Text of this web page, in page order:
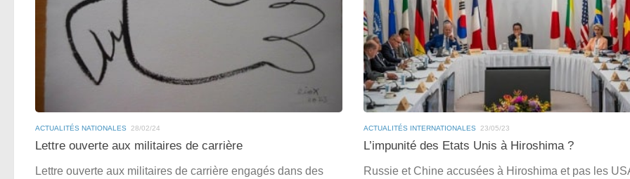
ACTUALITÉS NATIONALES 28/02/24
Lettre ouverte aux militaires de carrière
Lettre ouverte aux militaires de carrière engagés dans des
ACTUALITÉS INTERNATIONALES 23/05/23
L’impunité des Etats Unis à Hiroshima ?
Russie et Chine accusées à Hiroshima et pas les